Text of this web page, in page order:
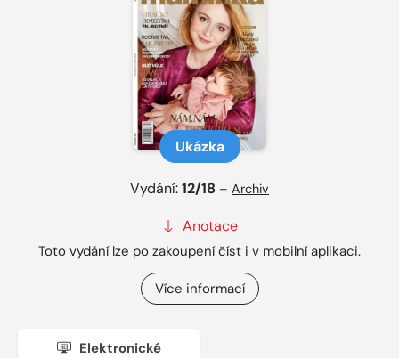
Ukázka
Vydání:12/18 – Archiv
Anotace
Toto vydání lze po zakoupení číst i v mobilní aplikaci.
Více informací
Elektronické